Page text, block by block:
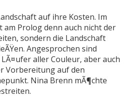
auf ihre Kosten. Im
Prolog denn auch nicht der
sondern die Landschaft
Angesprochen sind
aller Couleur, aber auch
Vorbereitung auf den
Nina Brenn mÃ¶chte